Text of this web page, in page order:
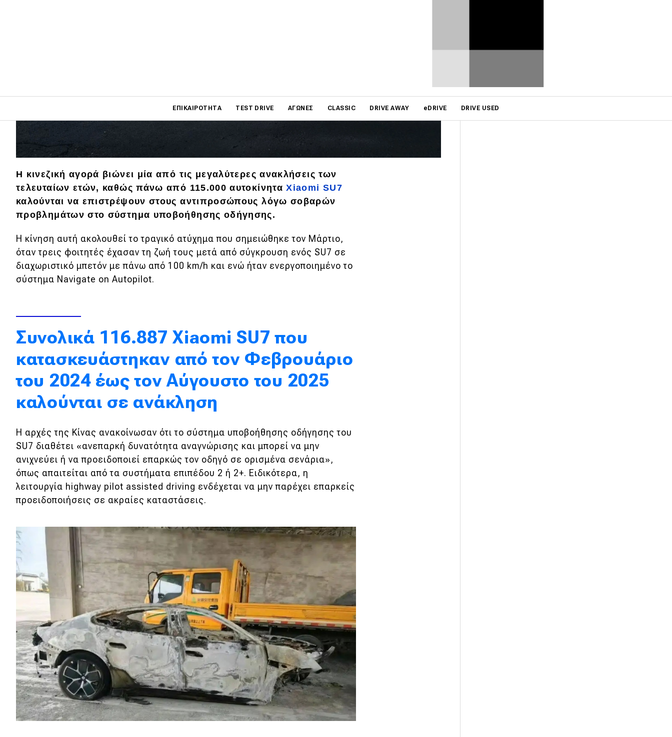
ΕΠΙΚΑΙΡΌΤΗΤΑ TEST DRIVE ΑΓΏΝΕΣ CLASSIC DRIVE AWAY eDRIVE DRIVE USED
Main navigation
Επικαιρότητα
Νέα μοντέλα
Πρωτότυπα
Ελλάδα
Κόσμος
Τεχνολογία
Ασφάλεια
Απόψεις
Δοκιμή
Αποστολή
Αγώνες
Formula 1
WRC
Eco
Νέα
Τεχνολογία
Mobility
Σταθμοί φόρτισης
Classic
Νέα
Παρουσιάσεις
Η κινεζική αγορά βιώνει μία από τις μεγαλύτερες ανακλήσεις των
τελευταίων ετών, καθώς πάνω από 115.000 αυτοκίνηταXiaomi SU7
καλούνται να επιστρέψουν στους αντιπροσώπους λόγω σοβαρών
προβλημάτων στο σύστημα υποβοήθησης οδήγησης.
Η κίνηση αυτή ακολουθεί το τραγικό ατύχημα που σημειώθηκε τον Μάρτιο,
όταν τρεις φοιτητές έχασαν τη ζωή τους μετά από σύγκρουση ενός SU7 σε
διαχωριστικό μπετόν με πάνω από 100 km/h και ενώ ήταν ενεργοποιημένο το
σύστημα Navigate on Autopilot.
Συνολικά 116.887 Xiaomi SU7 που
κατασκευάστηκαν από τον Φεβρουάριο
του 2024 έως τον Αύγουστο του 2025
καλούνται σε ανάκληση
Η αρχές της Κίνας ανακοίνωσαν ότι το σύστημα υποβοήθησης οδήγησης του
SU7 διαθέτει «ανεπαρκή δυνατότητα αναγνώρισης και μπορεί να μην
ανιχνεύει ή να προειδοποιεί επαρκώς τον οδηγό σε ορισμένα σενάρια»,
όπως απαιτείται από τα συστήματα επιπέδου 2 ή 2+. Ειδικότερα, η
λειτουργία highway pilot assisted driving ενδέχεται να μην παρέχει επαρκείς
προειδοποιήσεις σε ακραίες καταστάσεις.